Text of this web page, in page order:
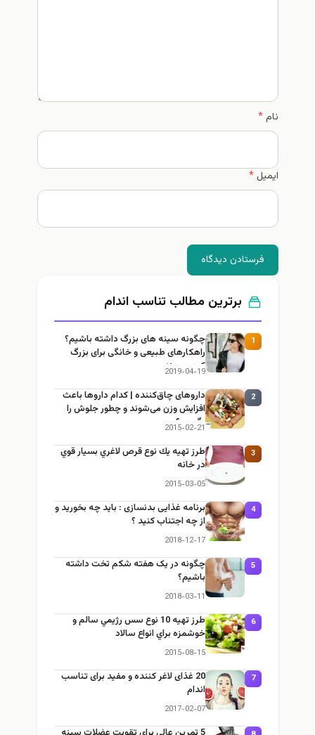
دیدگاه
برترین مطالب تناسب اندام
چگونه سینه های بزرگ داشته باشیم؟
راهکارهای طبیعی و خانگی برای بزرگ
کردن سینه
2019-04-19
داروهای چاق‌کننده | کدام داروها باعث
افزایش وزن می‌شوند و چطور جلوش را
بگیریم؟
2015-02-21
طرز تهيه يك نوع قرص لاغري بسيار قوي
در خانه
2015-03-05
برنامه غذایی بدنسازی : باید چه بخورید و
از چه اجتناب کنید ؟
2018-12-17
چگونه در یک هفته شکم تخت داشته
باشیم؟
2018-03-11
طرز تهيه 10 نوع سس رژيمي سالم و
خوشمزه براي انواع سالاد
2015-08-15
20 غذای لاغر کننده و مفید برای تناسب
اندام
2017-02-07